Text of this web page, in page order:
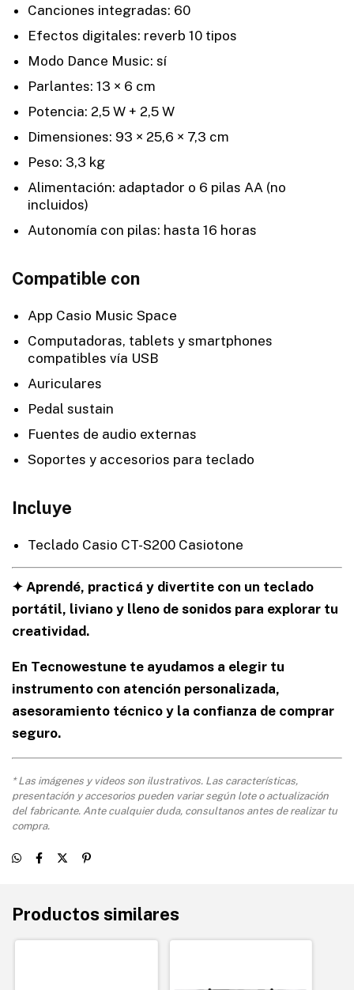
Canciones integradas: 60
Efectos digitales: reverb 10 tipos
Modo Dance Music: sí
Parlantes: 13 × 6 cm
Potencia: 2,5 W + 2,5 W
Dimensiones: 93 × 25,6 × 7,3 cm
Peso: 3,3 kg
Alimentación: adaptador o 6 pilas AA (no
incluidos)
Autonomía con pilas: hasta 16 horas
Compatible con
App Casio Music Space
Computadoras, tablets y smartphones
compatibles vía USB
Auriculares
Pedal sustain
Fuentes de audio externas
Soportes y accesorios para teclado
Incluye
Teclado Casio CT-S200 Casiotone
✦ Aprendé, practicá y divertite con un teclado
portátil, liviano y lleno de sonidos para explorar tu
creatividad.
En Tecnowestune te ayudamos a elegir tu
instrumento con atención personalizada,
asesoramiento técnico y la confianza de comprar
seguro.
* Las imágenes y videos son ilustrativos. Las características,
presentación y accesorios pueden variar según lote o actualización
del fabricante. Ante cualquier duda, consultanos antes de realizar tu
compra.
Productos similares